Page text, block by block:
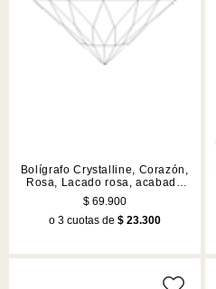
Bolígrafo Crystalline, Corazón,
Rosa, Lacado rosa, acabado
en tono oro rosa
$ 69.900
o 3 cuotas de $ 23.300